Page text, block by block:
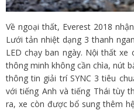
Về ngoại thất, Everest 2018
Lưới tản nhiệt dạng 3 thanh
LED chạy ban ngày. Nội thất
thông minh không cần chìa, nút
thông tin giải trí SYNC 3 tiêu
với tiếng Anh và tiếng Thái tùy
ra, xe còn được bổ sung thêm